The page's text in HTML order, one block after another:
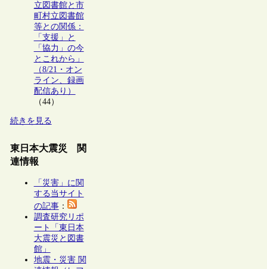
立図書館と市
町村立図書館
等との関係：
「支援」と
「協力」の今
とこれから」
（8/21・オン
ライン、録画
配信あり）
（44）
続きを見る
東日本大震災 関
連情報
「災害」に関
する当サイト
の記事：
調査研究リポ
ート「東日本
大震災と図書
館」
地震・災害 関